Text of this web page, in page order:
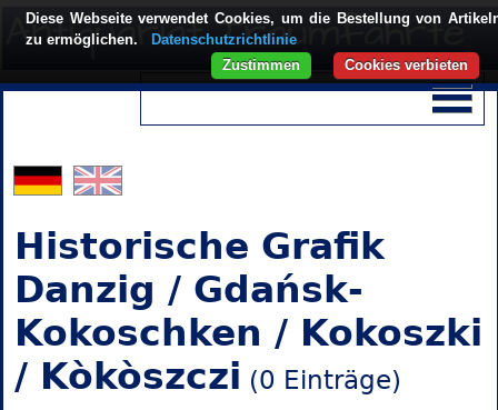
Historische Grafik
Danzig / Gdańsk-
Kokoschken / Kokoszki
/ Kòkòszczi (0 Einträge)
Diese Webseite verwendet Cookies, um die Bestellung von
zu ermöglichen.
Datenschutzrichtlinie
Cookies verbieten
Zustimmen